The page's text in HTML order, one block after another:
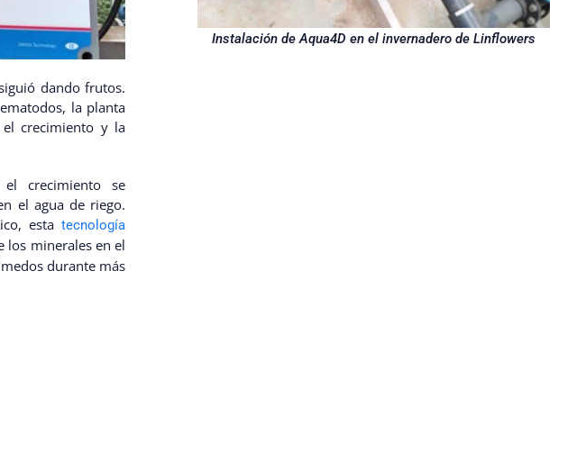
dando frutos.
la planta
crecimiento y la
crecimiento se
el agua de riego.
estatecnología
los minerales en el
durante más
Instalación de Aqua4D en el invernadero de Linflowers